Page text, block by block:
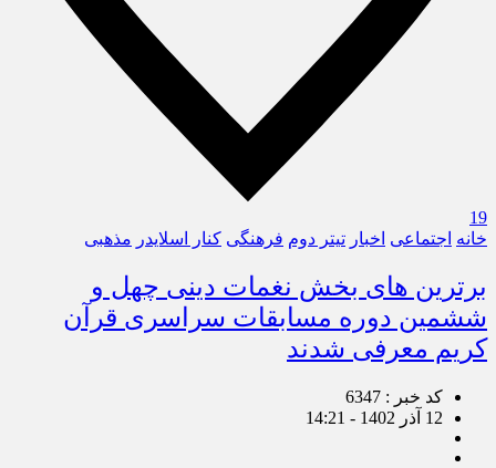
19
خانه اجتماعی اخبار تیتر دوم فرهنگی کنار اسلایدر مذهبی
برترین های بخش نغمات دینی چهل و
ششمین دوره مسابقات سراسری قرآن
کریم معرفی شدند
کد خبر : 6347
12 آذر 1402 - 14:21